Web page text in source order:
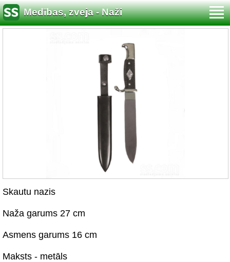
Medības, zveja - Naži
Skautu nazis
Naža garums 27 cm
Asmens garums 16 cm
Maksts - metāls